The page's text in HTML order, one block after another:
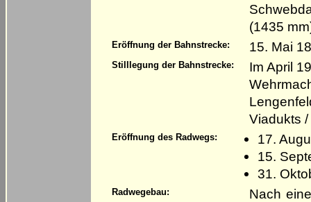
(1435
Eröffnung der Bahnstrecke: 15. Mai
Stilllegung der Bahnstrecke:
Im April
Viadukts
Eröffnung des Radwegs:
17.
15.
31.
Radwegebau:
Nach